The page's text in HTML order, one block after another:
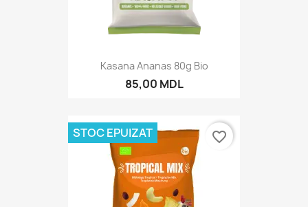
Kasana Ananas 80g Bio
85,00 MDL
STOC EPUIZAT favorite_border